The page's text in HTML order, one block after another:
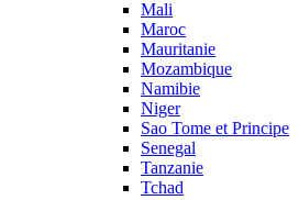
Mali
Maroc
Mauritanie
Mozambique
Namibie
Niger
Sao Tome et Principe
Senegal
Tanzanie
Tchad